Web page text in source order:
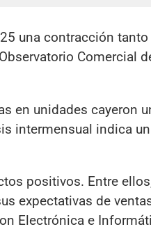
una contracción
Comercial
en unidades cayeron
intermensual indica
positivos. Entre
expectativas de
Electrónica e